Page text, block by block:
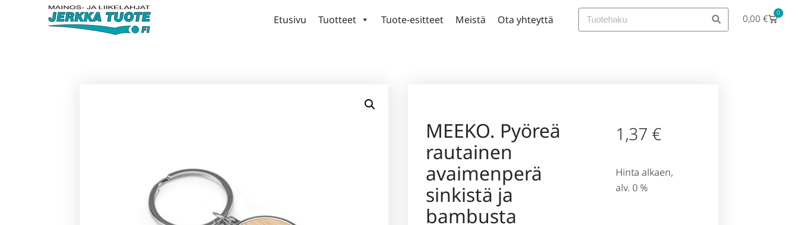
Etusivu Tuotteet Tuote-esitteet Meistä Ota yhteyttä 0,00€ 0
MEEKO. Pyöreä
rautainen
avaimenperä
sinkistä ja
bambusta
1,37 €
Hinta alkaen,
alv. 0 %